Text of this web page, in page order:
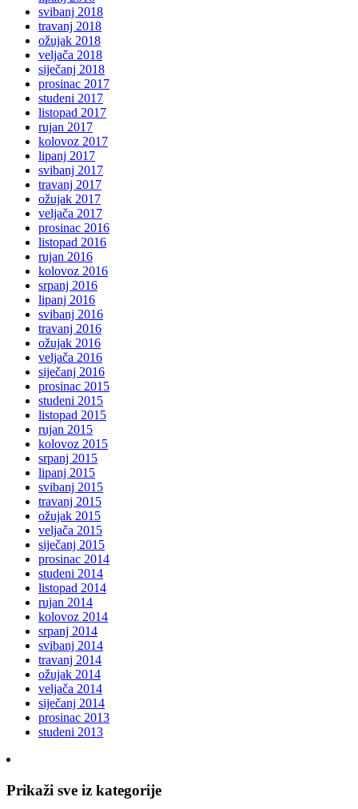
svibanj 2018
travanj 2018
ožujak 2018
veljača 2018
siječanj 2018
prosinac 2017
studeni 2017
listopad 2017
rujan 2017
kolovoz 2017
lipanj 2017
svibanj 2017
travanj 2017
ožujak 2017
veljača 2017
prosinac 2016
listopad 2016
rujan 2016
kolovoz 2016
srpanj 2016
lipanj 2016
svibanj 2016
travanj 2016
ožujak 2016
veljača 2016
siječanj 2016
prosinac 2015
studeni 2015
listopad 2015
rujan 2015
kolovoz 2015
srpanj 2015
lipanj 2015
svibanj 2015
travanj 2015
ožujak 2015
veljača 2015
siječanj 2015
prosinac 2014
studeni 2014
listopad 2014
rujan 2014
kolovoz 2014
srpanj 2014
svibanj 2014
travanj 2014
ožujak 2014
veljača 2014
siječanj 2014
prosinac 2013
studeni 2013
Prikaži sve iz kategorije